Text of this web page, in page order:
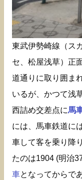
東武伊勢崎線（ス
セ、松屋浅草）正
道通りに取り囲ま
いるが、かつて浅
西詰め交差点に馬
には、馬車鉄道に
車して客を乗り降
たのは1904 (明治
車となってからで